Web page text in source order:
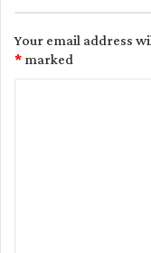
Your email address
marked
*